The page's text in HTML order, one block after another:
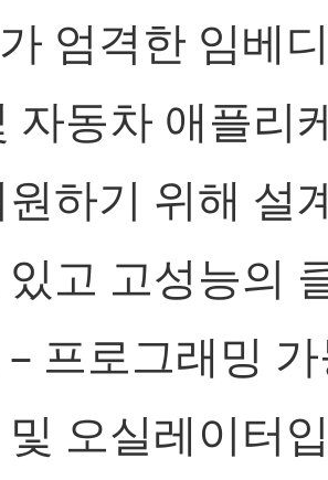
엄격한 임베
자동차 애플리
하기 위해 설
있고 고성능의
프로그래밍
및 오실레이터